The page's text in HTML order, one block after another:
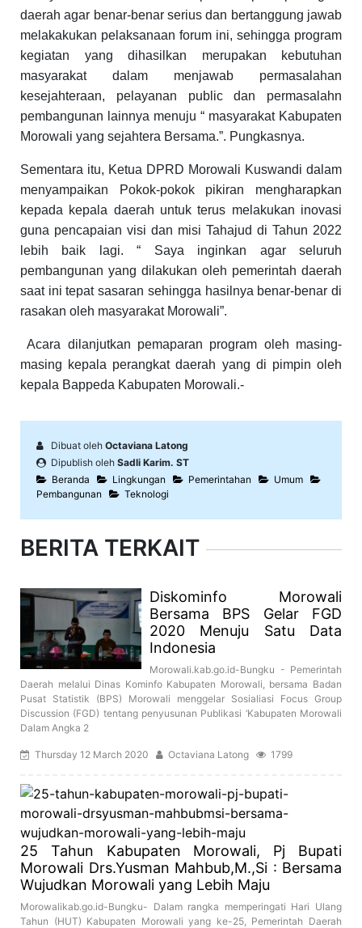
daerah agar benar-benar serius dan bertanggung jawab
melakakukan pelaksanaan forum ini, sehingga program
kegiatan yang dihasilkan merupakan kebutuhan
masyarakat dalam menjawab permasalahan
kesejahteraan, pelayanan public dan permasalahn
pembangunan lainnya menuju “ masyarakat Kabupaten
Morowali yang sejahtera Bersama.”. Pungkasnya.
Sementara itu, Ketua DPRD Morowali Kuswandi dalam
menyampaikan Pokok-pokok pikiran mengharapkan
kepada kepala daerah untuk terus melakukan inovasi
guna pencapaian visi dan misi Tahajud di Tahun 2022
lebih baik lagi. “ Saya inginkan agar seluruh
pembangunan yang dilakukan oleh pemerintah daerah
saat ini tepat sasaran sehingga hasilnya benar-benar di
rasakan oleh masyarakat Morowali”.
Acara dilanjutkan pemaparan program oleh masing-
masing kepala perangkat daerah yang di pimpin oleh
kepala Bappeda Kabupaten Morowali.-
Dibuat oleh Octaviana Latong
Dipublish oleh Sadli Karim. ST
Beranda
Lingkungan Pemerintahan
Umum
Pembangunan
Teknologi
BERITA TERKAIT
Diskominfo Morowali
Bersama BPS Gelar FGD
2020 Menuju Satu Data
Indonesia
Morowali.kab.go.id-Bungku - Pemerintah
Daerah melalui Dinas Kominfo Kabupaten Morowali, bersama Badan
Pusat Statistik (BPS) Morowali menggelar Sosialiasi Focus Group
Discussion (FGD) tentang penyusunan Publikasi ‘Kabupaten Morowali
Dalam Angka 2
Thursday 12 March 2020 Octaviana Latong 1799
25 Tahun Kabupaten Morowali, Pj Bupati
Morowali Drs.Yusman Mahbub,M.,Si : Bersama
Wujudkan Morowali yang Lebih Maju
Morowalikab.go.id-Bungku- Dalam rangka memperingati Hari Ulang
Tahun (HUT) Kabupaten Morowali yang ke-25, Pemerintah Daerah